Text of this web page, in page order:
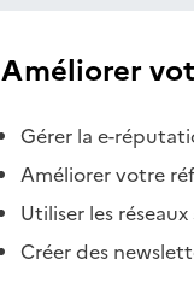
Améliorer
Gérer la e-
Améliorer votre
Utiliser les
Créer des